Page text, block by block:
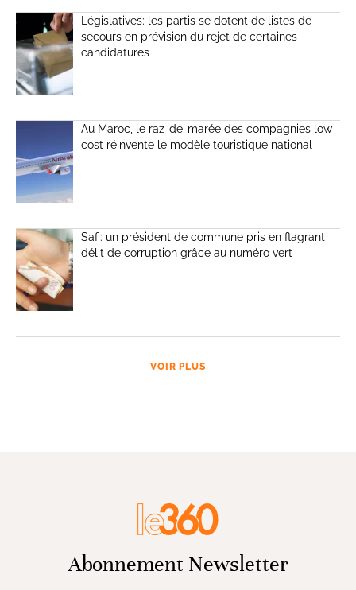
Législatives: les partis se dotent de listes de
secours en prévision du rejet de certaines
candidatures
Au Maroc, le raz-de-marée des compagnies low-
cost réinvente le modèle touristique national
Safi: un président de commune pris en flagrant
délit de corruption grâce au numéro vert
VOIR PLUS
Abonnement Newsletter